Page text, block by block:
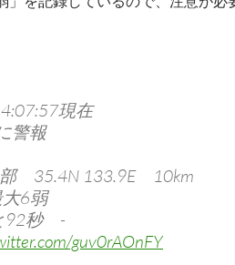
現在
警報
部 35.4N 133.9E 10km
6弱
92秒 -
guv0rAOnFY